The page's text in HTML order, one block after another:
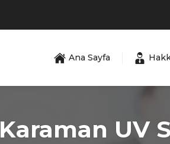
Ana Sayfa
Karaman UV